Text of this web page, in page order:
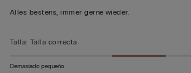
5
5
Alles bestens, immer gerne wieder.
Talla: Talla correcta
Demasiado pequeño